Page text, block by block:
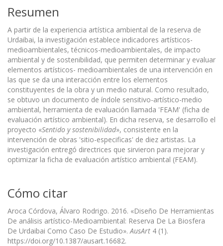
Resumen
A partir de la experiencia artística ambiental de la reserva de
Urdaibai, la investigación establece indicadores artísticos-
medioambientales, técnicos-medioambientales, de impacto
ambiental y de sostenibilidad, que permiten determinar y evaluar
elementos artísticos- medioambientales de una intervención en
las que se da una interacción entre los elementos
constituyentes de la obra y un medio natural. Como resultado,
se obtuvo un documento de índole sensitivo-artístico-medio
ambiental, herramienta de evaluación llamada 'FEAM' (ficha de
evaluación artístico ambiental). En dicha reserva, se desarrollo el
proyecto «Sentido y sostenibilidad», consistente en la
intervención de obras 'sitio-especificas' de diez artistas. La
investigación entregó directrices que sirvieron para mejorar y
optimizar la ficha de evaluación artístico ambiental (FEAM).
Cómo citar
Aroca Córdova, Álvaro Rodrigo. 2016. «Diseño De Herramientas
De análisis artístico-Medioambiental: Reserva De La Biosfera
De Urdaibai Como Caso De Estudio». AusArt 4 (1).
https://doi.org/10.1387/ausart.16682.